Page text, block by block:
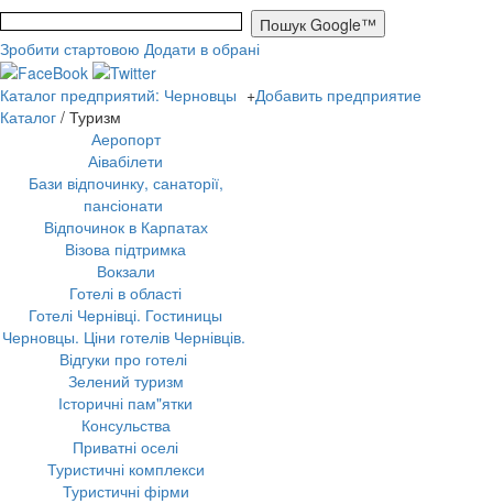
Зробити стартовою Додати в обрані
Каталог предприятий: Черновцы +Добавить предприятие
Каталог / Туризм
Аеропорт
Аівабілети
Бази відпочинку, санаторії,
пансіонати
Відпочинок в Карпатах
Візова підтримка
Вокзали
Готелі в області
Готелі Чернівці. Гостиницы
Черновцы. Ціни готелів Чернівців.
Відгуки про готелі
Зелений туризм
Історичні пам"ятки
Консульства
Приватні оселі
Туристичні комплекси
Туристичні фірми